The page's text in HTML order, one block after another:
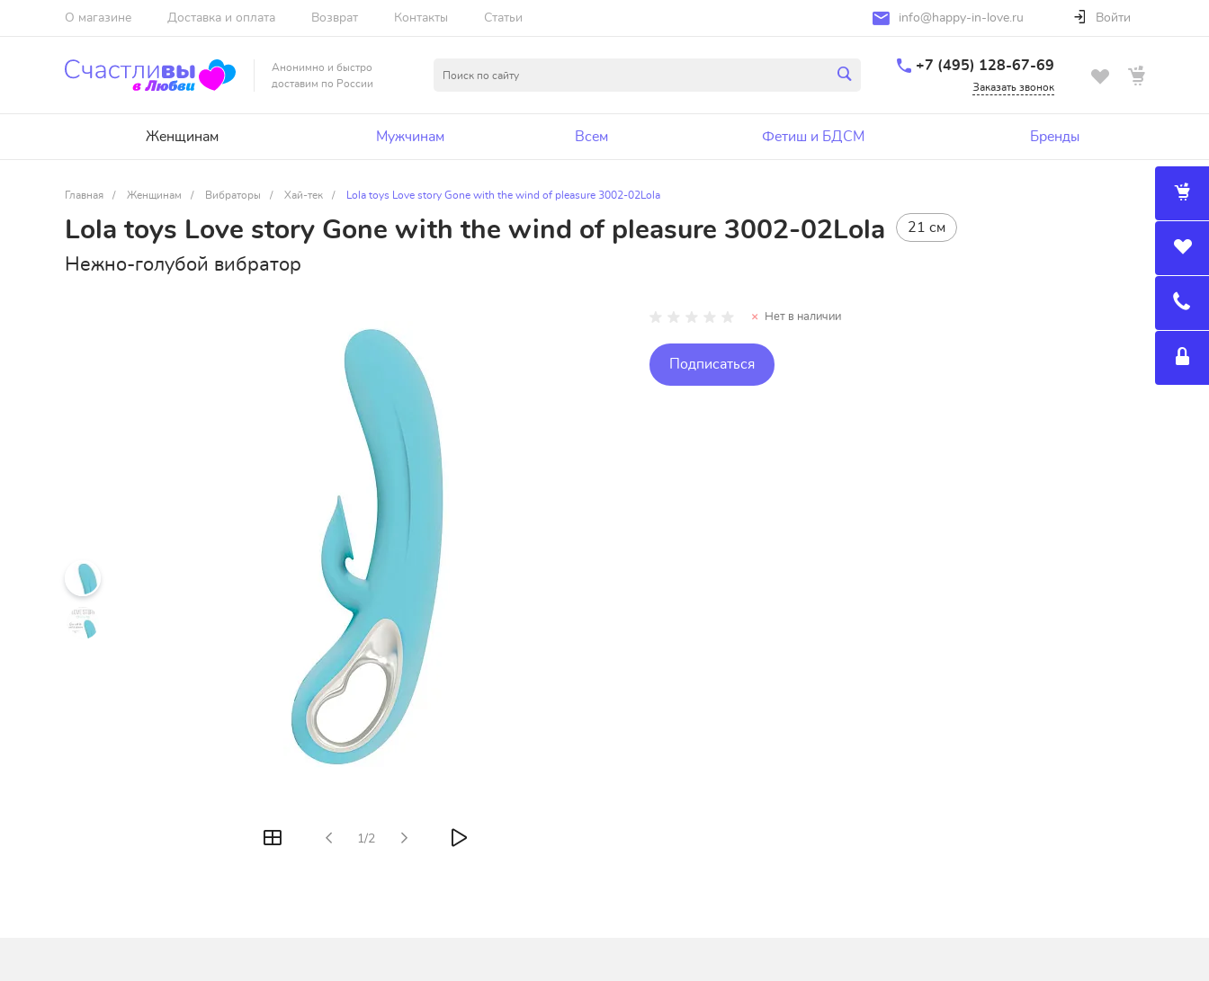
О магазине Доставка и оплата Возврат Контакты Статьи info@happy-in-love.ru Войти
Анонимно и быстро
доставим по России
+7 (495) 128-67-69
Заказать звонок
Женщинам Мужчинам Всем Фетиш и БДСМ Бренды
Главная / Женщинам / Вибраторы / Хай-тек / Lola toys Love story Gone with the wind of pleasure 3002-02Lola
Lola toys Love story Gone with the wind of pleasure 3002-02Lola 21 см
Нежно-голубой вибратор
1/2
Нет в наличии
Подписаться